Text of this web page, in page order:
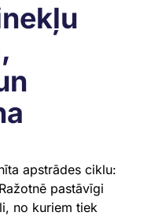
apstrādes ciklu:
pastāvīgi
no kuriem tiek